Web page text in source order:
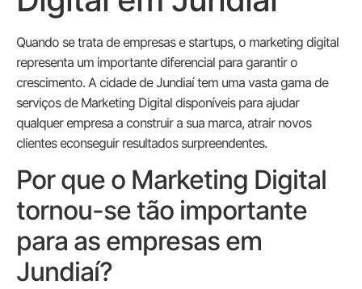
Quando se trata de empresas e startups, o marketing digital
representa um importante diferencial para garantir o
crescimento. A cidade de Jundiaí tem uma vasta gama de
serviços de Marketing Digital disponíveis para ajudar
qualquer empresa a construir a sua marca, atrair novos
clientes econseguir resultados surpreendentes.
Por que o Marketing Digital
tornou-se tão importante
para as empresas em
Jundiaí?